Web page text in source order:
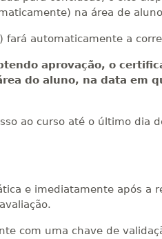
na área de
fará automaticamente a
aprovação, o
do aluno, na data em
ao curso até o último dia
e imediatamente após a
com uma chave de